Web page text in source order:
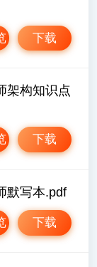
下载
架构知识点
下载
默写本.pdf
下载